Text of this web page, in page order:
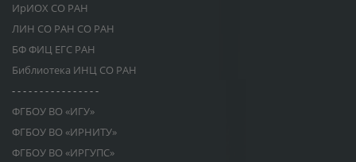
ИрИОХ СО РАН
ЛИН СО РАН СО РАН
БФ ФИЦ ЕГС РАН
Библиотека ИНЦ СО РАН
- - - - - - - - - - - - - - - -
ФГБОУ ВО «ИГУ»
ФГБОУ ВО «ИРНИТУ»
ФГБОУ ВО «ИРГУПС»